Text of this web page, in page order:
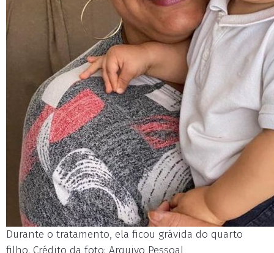
Durante o tratamento, ela ficou grávida do quarto
filho. Crédito da foto: Arquivo Pessoal